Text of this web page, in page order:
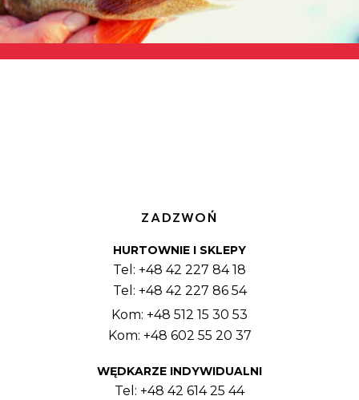
ZADZWOŃ
HURTOWNIE I SKLEPY
Tel: +48 42 227 84 18
Tel: +48 42 227 86 54
Kom: +48 512 15 30 53
Kom: +48 602 55 20 37
WĘDKARZE INDYWIDUALNI
Tel: +48 42 614 25 44